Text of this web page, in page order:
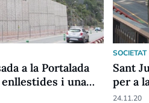
a la Portalada
i una
als 6,5 milions
SOCIETAT
Sant
per a
24.11.20